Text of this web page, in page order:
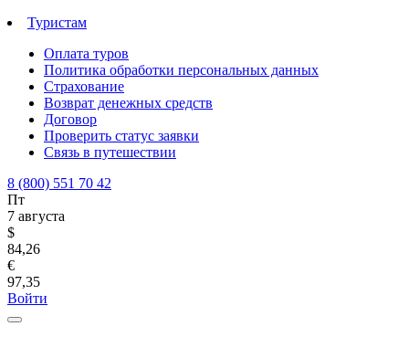
Туристам
Оплата туров
Политика обработки персональных данных
Страхование
Возврат денежных средств
Договор
Проверить статус заявки
Связь в путешествии
8 (800) 551 70 42
Пт
7 августа
$
84,26
€
97,35
Войти